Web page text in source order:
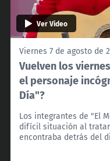
Ver Video
Viernes 7 de agosto de
Vuelven los
el personaje
Día"?
Los integrantes de "El
difícil situación al
encontraba detrás del